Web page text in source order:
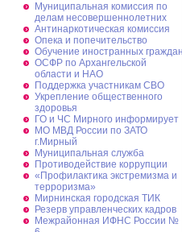
Муниципальная комиссия по
делам несовершеннолетних
Антинаркотическая комиссия
Опека и попечительство
Обучение иностранных граждан
ОСФР по Архангельской
области и НАО
Поддержка участникам СВО
Укрепление общественного
здоровья
ГО и ЧС Мирного информирует
МО МВД России по ЗАТО
г.Мирный
Муниципальная cлужба
Противодействие коррупции
«Профилактика экстремизма и
терроризма»
Мирнинская городская ТИК
Резерв управленческих кадров
Межрайонная ИФНС России №